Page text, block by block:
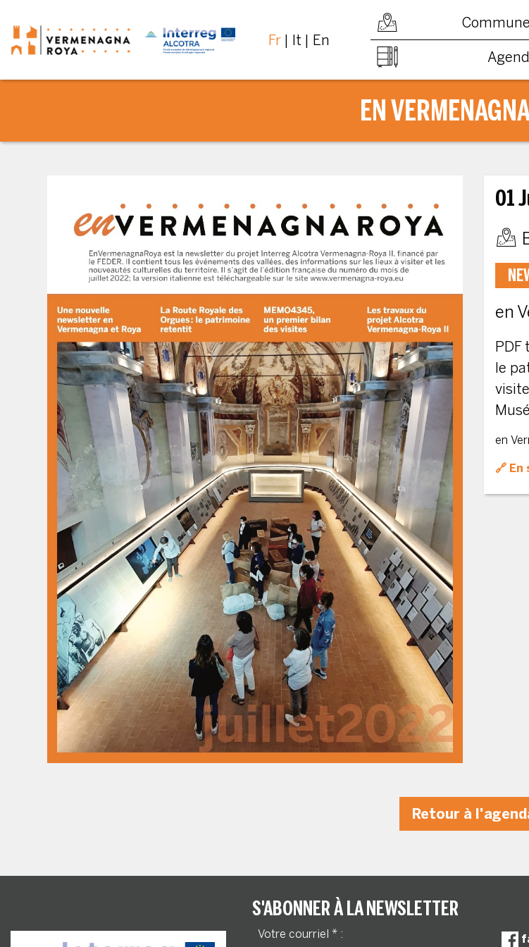
Fr It En
EN
01
en
PDF
le
en
En
Retour à
S'ABONNER À LA NEWSLETTER
Votre courriel * :